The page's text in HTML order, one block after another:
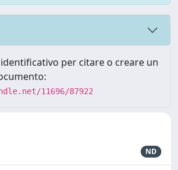
per citare o creare un
11696/87922
ND